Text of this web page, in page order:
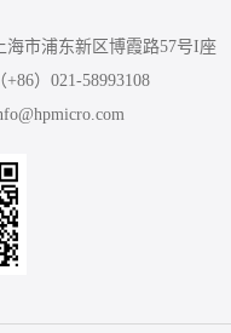
海市浦东新区博霞路57号I座
（+86）021-58993108